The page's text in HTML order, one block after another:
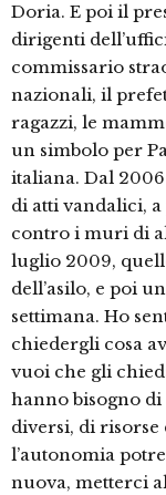
Doria. E poi il
dirigenti
commissario
nazionali, il
ragazzi, le
un simbolo per
italiana. Dal
di atti vandalici,
contro i muri di
luglio 2009,
dell’asilo, e poi
settimana. Ho
chiedergli cosa
vuoi che gli
hanno bisogno
diversi, di risorse
l’autonomia
nuova, metterci